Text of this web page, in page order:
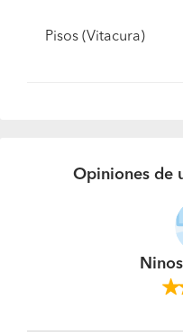
Pisos (Vitacura)
Opiniones de